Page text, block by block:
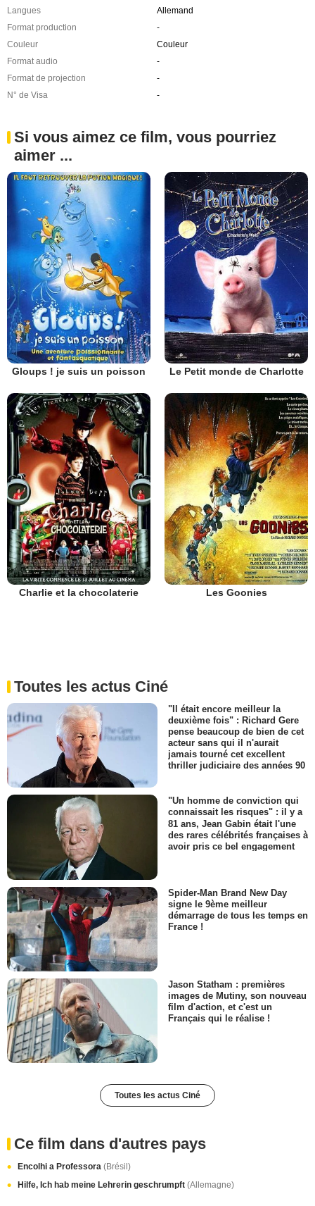
Langues
Allemand
Format production
-
Couleur
Couleur
Format audio
-
Format de projection
-
N° de Visa
-
Si vous aimez ce film, vous pourriez
aimer ...
Gloups ! je suis un poisson Le Petit monde de Charlotte
Charlie et la chocolaterie Les Goonies
Toutes les actus Ciné
"Il était encore meilleur la
deuxième fois" : Richard Gere
pense beaucoup de bien de cet
acteur sans qui il n'aurait
jamais tourné cet excellent
thriller judiciaire des années 90
"Un homme de conviction qui
connaissait les risques" : il y a
81 ans, Jean Gabin était l'une
des rares célébrités françaises à
avoir pris ce bel engagement
Spider-Man Brand New Day
signe le 9ème meilleur
démarrage de tous les temps en
France !
Jason Statham : premières
images de Mutiny, son nouveau
film d'action, et c'est un
Français qui le réalise !
Toutes les actus Ciné
Ce film dans d'autres pays
Encolhi a Professora (Brésil)
Hilfe, Ich hab meine Lehrerin geschrumpft (Allemagne)